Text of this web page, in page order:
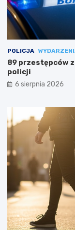
POLICJA
89 przestępców
policji
6 sierpnia 2026